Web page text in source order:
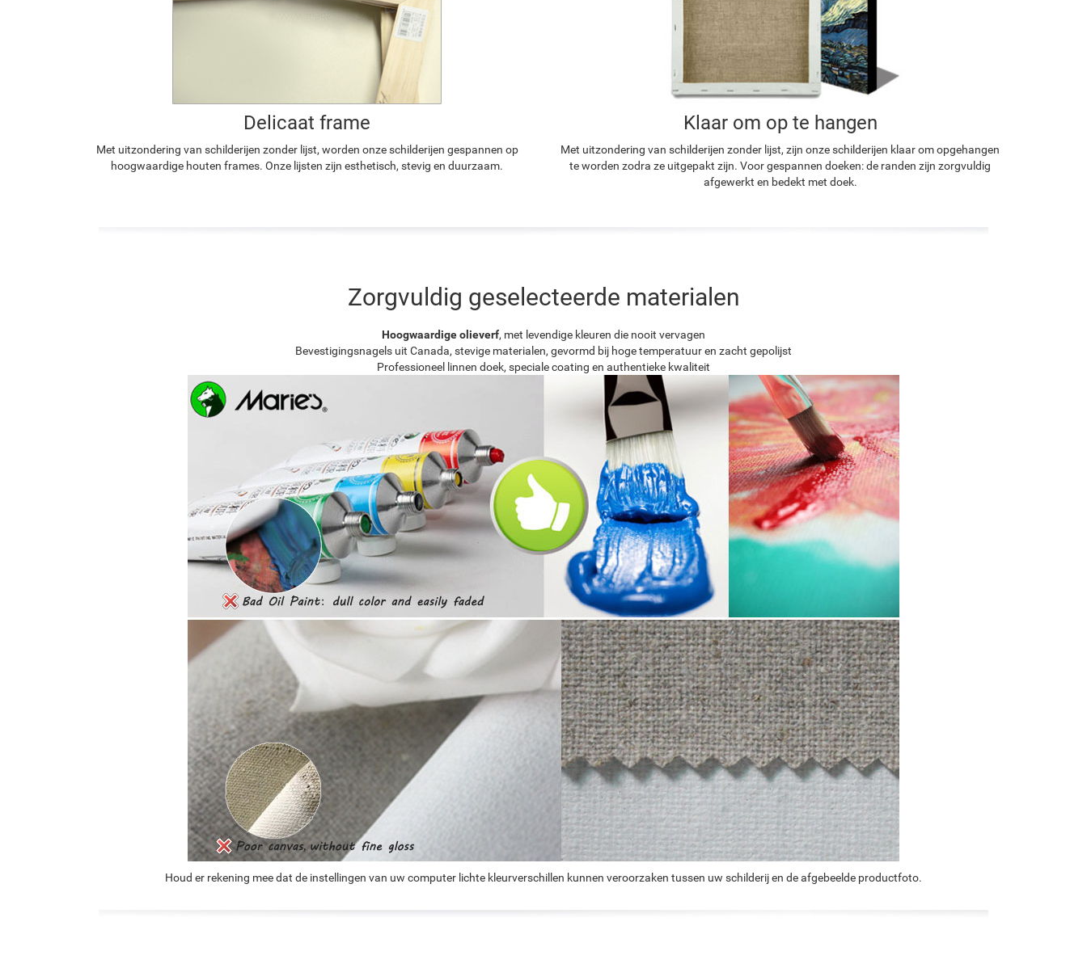
Delicaat frame
Met uitzondering van schilderijen zonder lijst, worden onze schilderijen gespannen op
hoogwaardige houten frames. Onze lijsten zijn esthetisch, stevig en duurzaam.
Klaar om op te hangen
Met uitzondering van schilderijen zonder lijst, zijn onze schilderijen klaar om opgehangen
te worden zodra ze uitgepakt zijn. Voor gespannen doeken: de randen zijn zorgvuldig
afgewerkt en bedekt met doek.
Zorgvuldig geselecteerde materialen
Hoogwaardige olieverf, met levendige kleuren die nooit vervagen
Bevestigingsnagels uit Canada, stevige materialen, gevormd bij hoge temperatuur en zacht gepolijst
Professioneel linnen doek, speciale coating en authentieke kwaliteit
Houd er rekening mee dat de instellingen van uw computer lichte kleurverschillen kunnen veroorzaken tussen uw schilderij en de afgebeelde productfoto.